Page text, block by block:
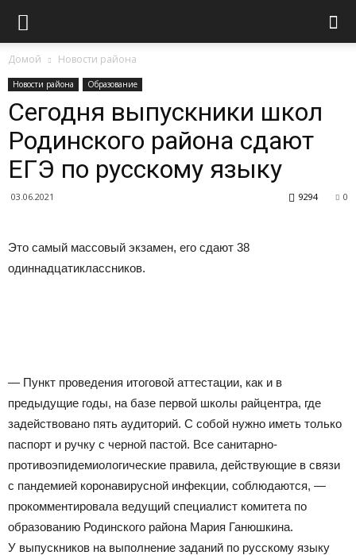
Домой Новости района
Новости района Образование
Сегодня выпускники школ
Родинского района сдают
ЕГЭ по русскому языку
03.06.2021 0
9294
Это самый массовый экзамен, его сдают 38
одиннадцатиклассников.
— Пункт проведения итоговой аттестации, как и в
предыдущие годы, на базе первой школы райцентра, где
задействовано пять аудиторий. С собой нужно иметь только
паспорт и ручку с черной пастой. Все санитарно-
противоэпидемиологические правила, действующие в связи
с пандемией коронавирусной инфекции, соблюдаются, —
прокомментировала ведущий специалист комитета по
образованию Родинского района Мария Ганюшкина.
У выпускников на выполнение заданий по русскому языку